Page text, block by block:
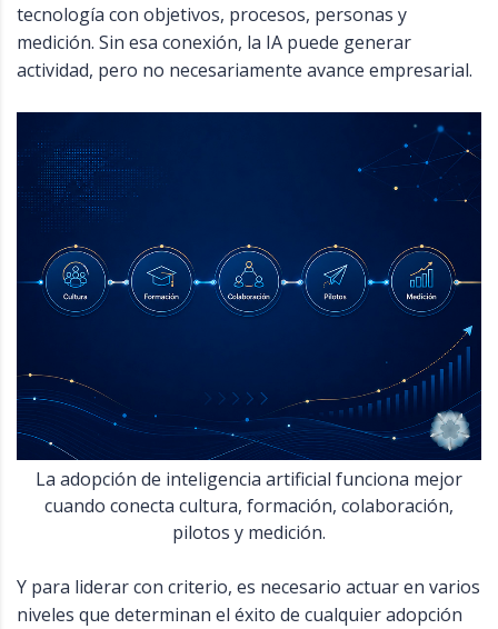
tecnología con objetivos, procesos, personas y
medición. Sin esa conexión, la IA puede generar
actividad, pero no necesariamente avance empresarial.
La adopción de inteligencia artificial funciona mejor
cuando conecta cultura, formación, colaboración,
pilotos y medición.
Y para liderar con criterio, es necesario actuar en varios
niveles que determinan el éxito de cualquier adopción